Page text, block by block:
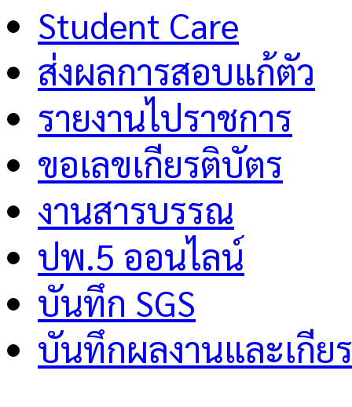
Student Care
ส่งผลการสอบแก้ตัว
รายงานไปราชการ
ขอเลขเกียรติบัตร
งานสารบรรณ
ปพ.5 ออนไลน์
บันทึก SGS
บันทึกผลงานและเกีย